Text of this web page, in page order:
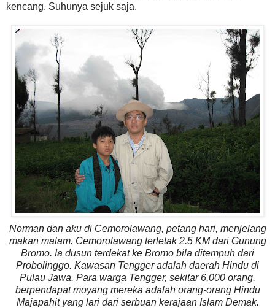
kencang. Suhunya sejuk saja.
Norman dan aku di Cemorolawang, petang hari, menjelang
makan malam. Cemorolawang terletak 2.5 KM dari Gunung
Bromo. Ia dusun terdekat ke Bromo bila ditempuh dari
Probolinggo. Kawasan Tengger adalah daerah Hindu di
Pulau Jawa. Para warga Tengger, sekitar 6,000 orang,
berpendapat moyang mereka adalah orang-orang Hindu
Majapahit yang lari dari serbuan kerajaan Islam Demak.